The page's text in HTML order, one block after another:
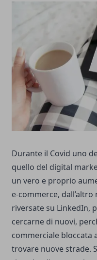
Durante il Covid uno
quello del digital
un vero e proprio
e-commerce,
riversate su LinkedIn,
cercarne di nuovi,
commerciale bloccata
trovare nuove strade.